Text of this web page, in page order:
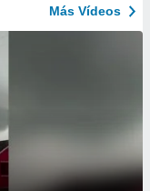
Más Vídeos